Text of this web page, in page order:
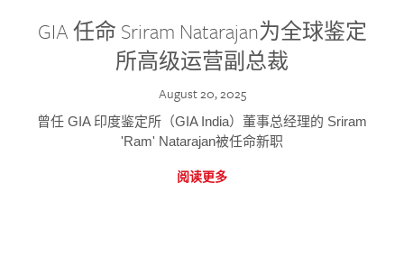
GIA 任命 Sriram Natarajan为全球鉴定
所高级运营副总裁
August 20, 2025
曾任 GIA 印度鉴定所（GIA India）董事总经理的 Sriram
'Ram' Natarajan被任命新职
阅读更多